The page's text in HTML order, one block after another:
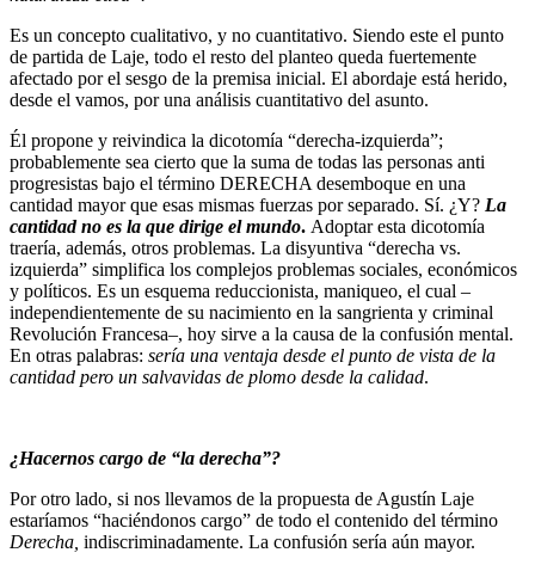
Es un concepto cualitativo, y no cuantitativo. Siendo este el punto
de partida de Laje, todo el resto del planteo queda fuertemente
afectado por el sesgo de la premisa inicial. El abordaje está herido,
desde el vamos, por una análisis cuantitativo del asunto.
Él propone y reivindica la dicotomía “derecha-izquierda”;
probablemente sea cierto que la suma de todas las personas anti
progresistas bajo el término DERECHA desemboque en una
cantidad mayor que esas mismas fuerzas por separado. Sí. ¿Y? La
cantidad no es la que dirige el mundo. Adoptar esta dicotomía
traería, además, otros problemas. La disyuntiva “derecha vs.
izquierda” simplifica los complejos problemas sociales, económicos
y políticos. Es un esquema reduccionista, maniqueo, el cual –
independientemente de su nacimiento en la sangrienta y criminal
Revolución Francesa–, hoy sirve a la causa de la confusión mental.
En otras palabras: sería una ventaja desde el punto de vista de la
cantidad pero un salvavidas de plomo desde la calidad.
¿Hacernos cargo de “la derecha”?
Por otro lado, si nos llevamos de la propuesta de Agustín Laje
estaríamos “haciéndonos cargo” de todo el contenido del término
Derecha, indiscriminadamente. La confusión sería aún mayor.